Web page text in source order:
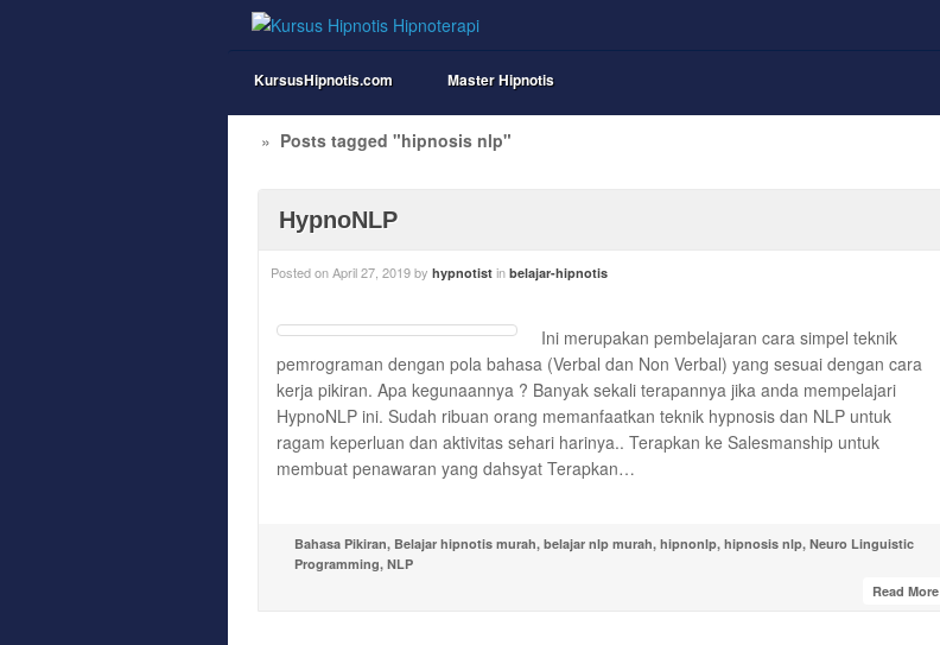
KursusHipnotis.com Master Hipnotis
» Posts tagged "hipnosis nlp"
HypnoNLP
Posted on April 27, 2019 by hypnotist in belajar-hipnotis
Ini merupakan pembelajaran cara simpel teknik
pemrograman dengan pola bahasa (Verbal dan Non Verbal) yang sesuai dengan cara
kerja pikiran. Apa kegunaannya ? Banyak sekali terapannya jika anda mempelajari
HypnoNLP ini. Sudah ribuan orang memanfaatkan teknik hypnosis dan NLP untuk
ragam keperluan dan aktivitas sehari harinya.. Terapkan ke Salesmanship untuk
membuat penawaran yang dahsyat Terapkan…
Bahasa Pikiran, Belajar hipnotis murah, belajar nlp murah, hipnonlp, hipnosis nlp, Neuro Linguistic
Programming, NLP
Read More